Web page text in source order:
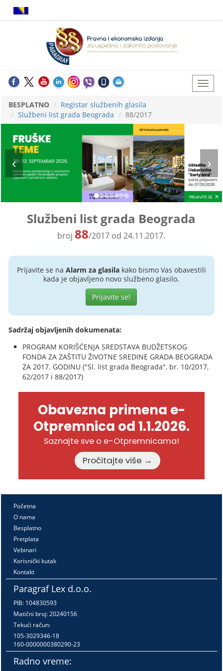
BESPLATNO
Registar službenih glasila
Službeni list grada Beograda
88/2017
Službeni list grada Beograda
broj88/2017 od 24.11.2017.
Prijavite se na Alarm za glasilakako bismo Vas obavestili
kada je objavljeno novo službeno glasilo.
Prijavite se!
Sadržaj objavljenih dokumenata:
PROGRAM KORIŠĆENJA SREDSTAVA BUDŽETSKOG
FONDA ZA ZAŠTITU ŽIVOTNE SREDINE GRADA BEOGRADA
ZA 2017. GODINU ("Sl. list grada Beograda", br. 10/2017,
62/2017 i 88/2017)
Obavezna primena e-
Otpremnica od 1.1.2026.
Saznajte sve o e-Otpremnicama!
Pročitajte više →
Početna
O nama
Besplatno
Pretplata
Vebinari
Korisnički kutak
Kontakt
Paragraf Lex d.o.o.
PIB: 104830593
Matični broj: 20240156
Tekući račun:
105-3029346-18
160-0000000380290-23
Radno vreme: